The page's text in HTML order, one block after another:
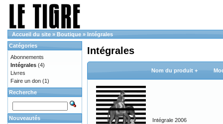
Accueil du site » Boutique » Intégrales
Intégrales
Nom du produit +
Intégrale 2006
Catégories
Abonnements
Intégrales (4)
Livres
Faire un don (1)
Recherche
Nouveautés